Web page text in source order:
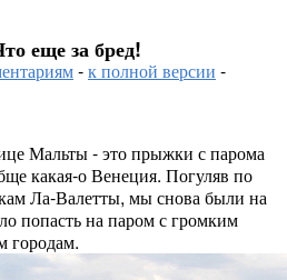
еще за бред!
-к полной версии -
Мальты - это прыжки с парома
какая-о Венеция. Погуляв по
Ла-Валетты, мы снова были на
попасть на паром с громким
городам.